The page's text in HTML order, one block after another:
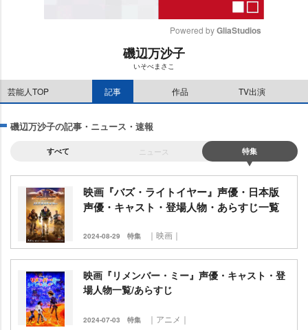
Powered by GliaStudios
磯辺万沙子
いそべまさこ
芸能人TOP 記事 作品 TV出演
磯辺万沙子の記事・ニュース・速報
すべて ニュース 特集
映画『バズ・ライトイヤー』声優・日本版
声優・キャスト・登場人物・あらすじ一覧
2024-08-29 特集 ｜映画｜
映画『リメンバー・ミー』声優・キャスト・登
場人物一覧/あらすじ
2024-07-03 特集 ｜アニメ｜